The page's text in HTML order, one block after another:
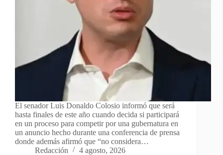
El senador Luis Donaldo Colosio informó que será
hasta finales de este año cuando decida si participará
en un proceso para competir por una gubernatura en
un anuncio hecho durante una conferencia de prensa
donde además afirmó que “no considera…
Redacción
4 agosto, 2026